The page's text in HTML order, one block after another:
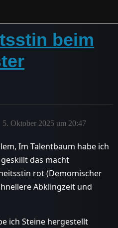
beim
5. Oktober 2025 um 20:47
Im Talentbaum habe ich
das macht
rot (Demomischer
Abklingzeit und
ich Steine hergestellt